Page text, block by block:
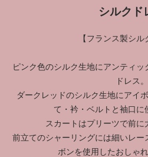
シルクド
【フランス製シル
ピンク色のシルク生地にアンティ
ドレス。
ダークレッドのシルク生地にアイ
て・衿・ベルトと袖口に
スカートはプリーツで前に
前立てのシャーリングには細いレー
ボンを使用したおしゃ